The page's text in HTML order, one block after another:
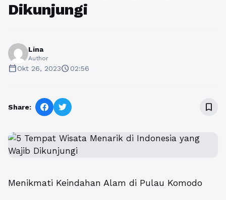
Dikunjungi
Lina
Author
calendar_todayOkt 26, 2023schedule02:56
Share: bookmark_border
Menikmati Keindahan Alam di Pulau Komodo